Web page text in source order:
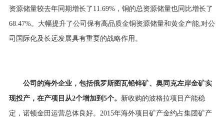
南美洲项目
武里蒂卡金矿
罗斯贝尔金矿
奥罗拉金矿
储量与资源量
资源储量较去年同期增长了11.69%，铜的总资源储量也同比增长了
68.47%。大幅提升了公司保有高品质金铜资源储量和黄金产能,对公
司国际化及长远发展具有重要的战略作用。
公司的海外企业，包括俄罗斯图瓦铅锌矿、奥同克左岸金矿实
现投产，在产项目从2个增加到5个。 新收购的波格拉项目产能稳
定，诺顿金田运营总体良好。2015年海外项目矿产金约占集团矿产